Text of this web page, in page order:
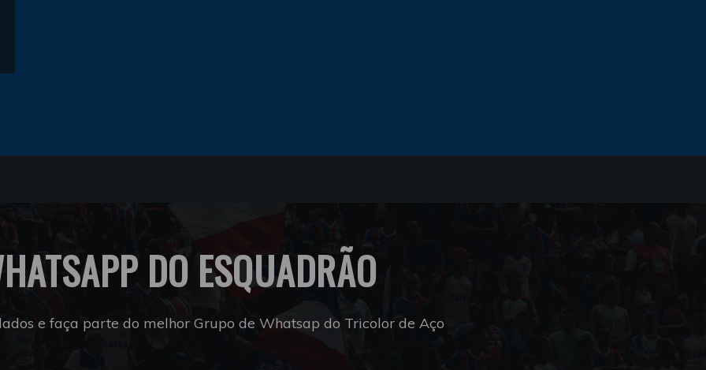
DO ESQUADRÃO
e faça parte do melhor Grupo de Whatsap do Tricolor de Aço